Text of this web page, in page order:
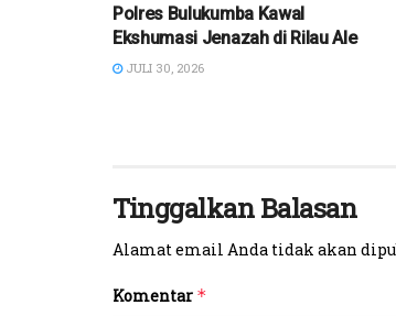
Polres Bulukumba Kawal
Ekshumasi Jenazah di Rilau Ale
JULI 30, 2026
Tinggalkan Balasan
Alamat email Anda tidak akan
Komentar *